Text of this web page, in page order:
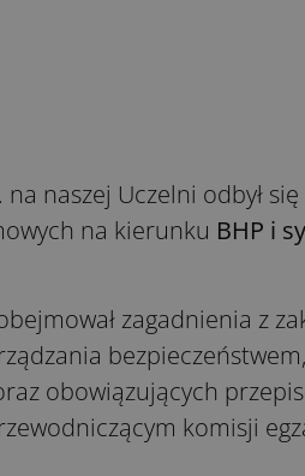
naszej Uczelni odbył
na kierunku BHP i
zagadnienia z
obowiązujących
komisji